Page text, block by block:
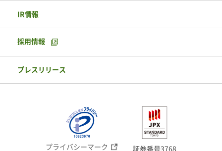
IR情報
採用情報
プレスリリース
プライバシーマーク 証券番号3768